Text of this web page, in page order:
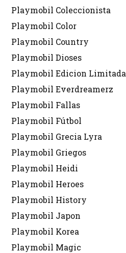
Playmobil Coleccionista
Playmobil Color
Playmobil Country
Playmobil Dioses
Playmobil Edicion Limitada
Playmobil Everdreamerz
Playmobil Fallas
Playmobil Fútbol
Playmobil Grecia Lyra
Playmobil Griegos
Playmobil Heidi
Playmobil Heroes
Playmobil History
Playmobil Japon
Playmobil Korea
Playmobil Magic